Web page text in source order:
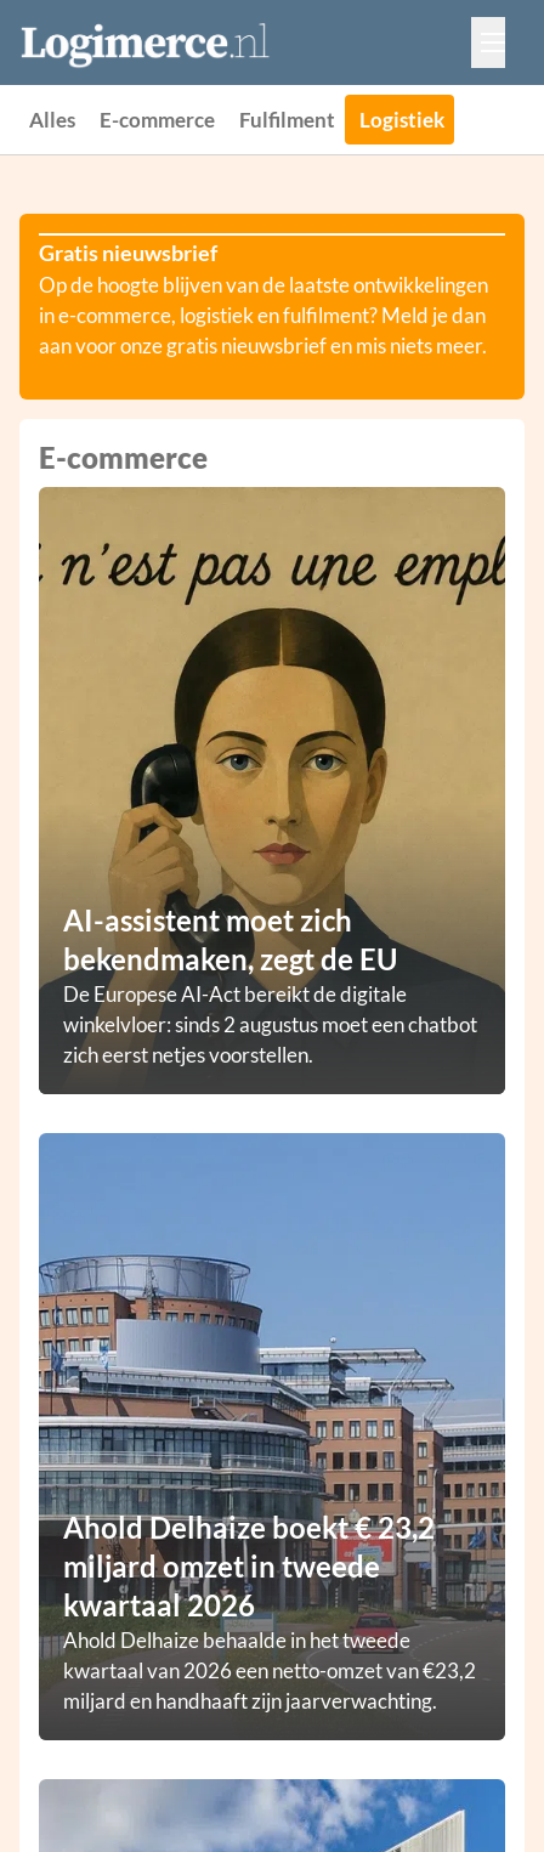
Vacatures
Events
Alles E-commerce Fulfilment Logistiek
Gratis nieuwsbrief
Op de hoogte blijven van de laatste ontwikkelingen
in e-commerce, logistiek en fulfilment? Meld je dan
aan voor onze gratis nieuwsbrief en mis niets meer.
E-commerce
AI-assistent moet zich
bekendmaken, zegt de EU
De Europese AI-Act bereikt de digitale
winkelvloer: sinds 2 augustus moet een chatbot
zich eerst netjes voorstellen.
Ahold Delhaize boekt € 23,2
miljard omzet in tweede
kwartaal 2026
Ahold Delhaize behaalde in het tweede
kwartaal van 2026 een netto-omzet van €23,2
miljard en handhaaft zijn jaarverwachting.